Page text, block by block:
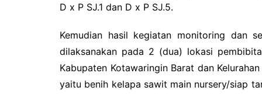
D x P SJ.1 dan D x P SJ.5.
Kemudian hasil kegiatan monitoring dan
dilaksanakan pada 2 (dua) lokasi
Kabupaten Kotawaringin Barat dan
yaitu benih kelapa sawit main nursery/siap